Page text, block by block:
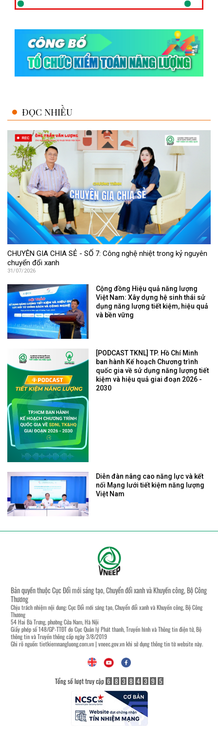
ĐỌC NHIỀU
CHUYÊN GIA CHIA SẺ - SỐ 7: Công nghệ nhiệt trong kỷ nguyên
chuyển đổi xanh
31/07/2026
Cộng đồng Hiệu quả năng lượng
Việt Nam: Xây dựng hệ sinh thái sử
dụng năng lượng tiết kiệm, hiệu quả
và bền vững
[PODCAST TKNL] TP. Hồ Chí Minh
ban hành Kế hoạch Chương trình
quốc gia về sử dụng năng lượng tiết
kiệm và hiệu quả giai đoạn 2026 -
2030
Diễn đàn nâng cao năng lực và kết
nối Mạng lưới tiết kiệm năng lượng
Việt Nam
Bản quyền thuộc Cục Đổi mới sáng tạo, Chuyển đổi xanh và Khuyến công, Bộ Công
Thương
Chịu trách nhiệm nội dung: Cục Đổi mới sáng tạo, Chuyển đổi xanh và Khuyến công, Bộ Công
Thương
54 Hai Bà Trưng, phường Cửa Nam, Hà Nội
Giấy phép số 148/GP-TTĐT do Cục Quản lý Phát thanh, Truyền hình và Thông tin điện tử, Bộ
thông tin và Truyền thông cấp ngày 3/8/2019
Ghi rõ nguồn:tietkiemnangluong.com.vn| vneec.gov.vnkhi sử dụng thông tin từ website này.
Tổng số lượt truy cập 6 8 3 8 4 3 9 5